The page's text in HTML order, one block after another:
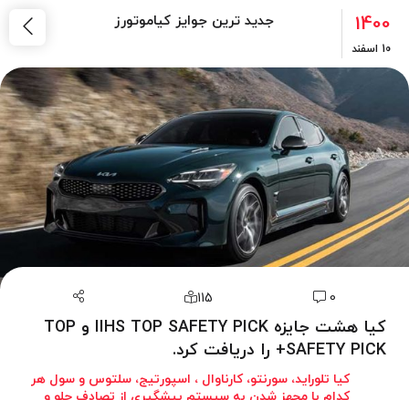
1400
10 اسفند
جدید ترین جوایز کیاموتورز
0
115
کیا هشت جایزه IIHS TOP SAFETY PICK و TOP
SAFETY PICK+ را دریافت کرد.
کیا تلوراید، سورنتو، کارناوال ، اسپورتیج، سلتوس و سول هر
کدام با مجهز شدن به سیستم پیشگیری از تصادف جلو و